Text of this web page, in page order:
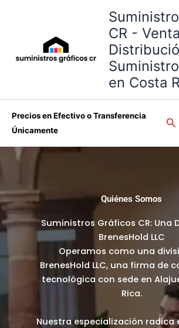
contenido
CR -
en Costa
Precios en Efectivo o Transferencia
Únicamente
Quiénes Somos
Suministros Gráficos CR: Una
BrenesHold LLC
Operamos como una
BrenesHold LLC, una firma de
tecnológica con sede en
Rica.
Nuestra especialización radica